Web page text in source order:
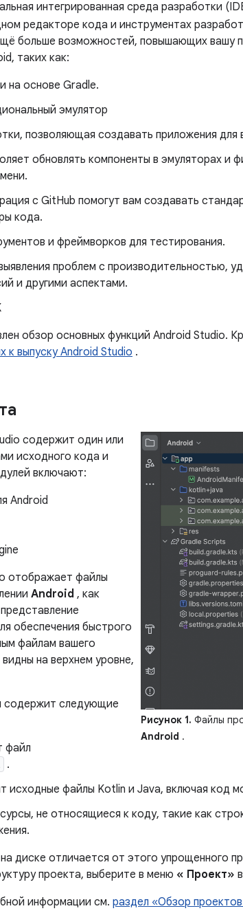
интегрированная среда разработки
редакторе кода и инструментах
больше возможностей, повышающих вашу
таких как:
на основе Gradle.
эмулятор
позволяющая создавать приложения для
обновлять компоненты в эмуляторах и
с GitHub помогут вам создавать
кода.
и фреймворков для тестирования.
проблем с производительностью,
и другими аспектами.
обзор основных функций Android Studio.
к выпуску Android Studio .
Рисунок 1. Файлы
Android .
содержит один или
исходного кода и
включают:
Android
отображает файлы
Android , как
обеспечения быстрого
файлам вашего
на верхнем уровне,
содержит следующие
файл
.
исходные файлы Kotlin и Java, включая код
не относящиеся к коду, такие как
диске отличается от этого упрощенного
проекта, выберите в меню « Проект»
информации см. раздел «Обзор